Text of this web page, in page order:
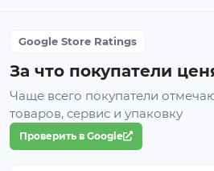
Google Store Ratings
За что покупатели
Чаще всего покупатели
товаров, сервис и упаковку
Проверить в Google